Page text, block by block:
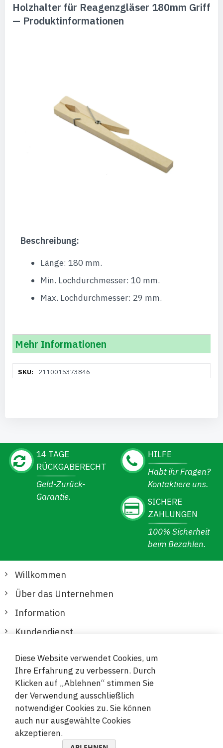
Holzhalter für Reagenzgläser 180mm Griff
— Produktinformationen
Beschreibung:
Länge: 180 mm.
Min. Lochdurchmesser: 10 mm.
Max. Lochdurchmesser: 29 mm.
Mehr Informationen
Informationen2110015373846
14 TAGE
RÜCKGABERECHT
Geld-Zurück-
Garantie.
HILFE
Habt ihr Fragen?
Kontaktiere uns.
SICHERE
ZAHLUNGEN
100% Sicherheit
beim Bezahlen.
Willkommen
Über das Unternehmen
Information
Kundendienst
Sichere und bequeme Zahlungen
© 2019-2026 Megamix s.r.o.
Diese Website verwendet Cookies, um
Ihre Erfahrung zu verbessern. Durch
Klicken auf „Ablehnen“ stimmen Sie
der Verwendung ausschließlich
notwendiger Cookies zu. Sie können
auch nur ausgewählte Cookies
akzeptieren.